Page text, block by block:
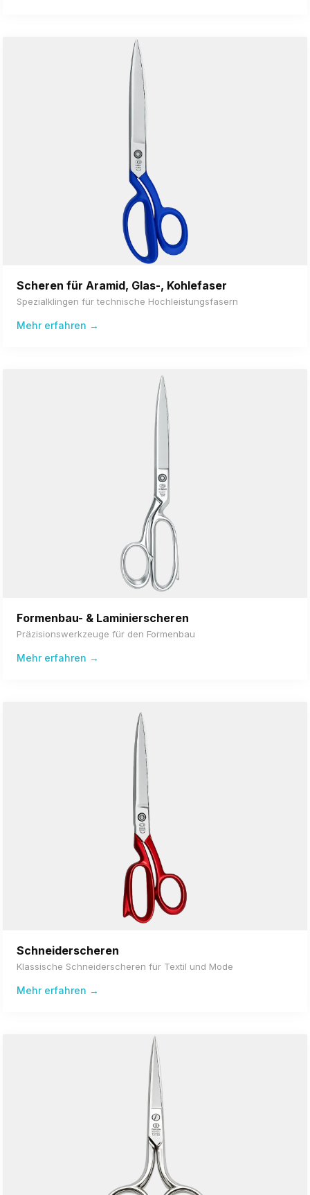
Scheren für Aramid, Glas-, Kohlefaser
Spezialklingen für technische Hochleistungsfasern
Mehr erfahren →
Formenbau- & Laminierscheren
Präzisionswerkzeuge für den Formenbau
Mehr erfahren →
Schneiderscheren
Klassische Schneiderscheren für Textil und Mode
Mehr erfahren →